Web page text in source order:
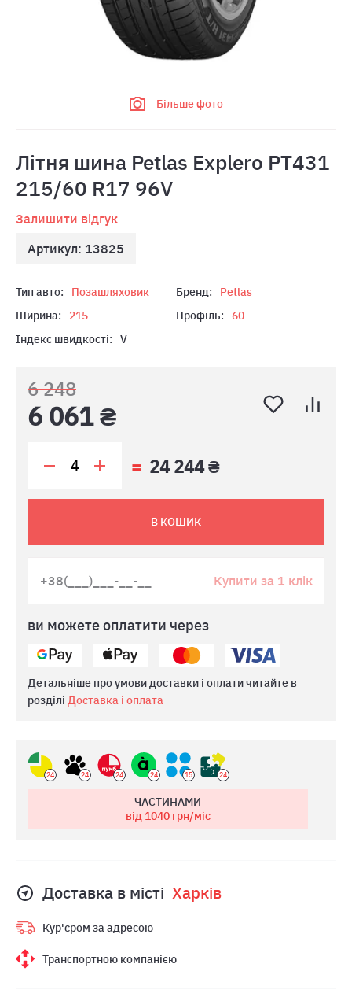
Більше фото
Літня шина Petlas Explero PT431
215/60 R17 96V
Залишити відгук
Артикул: 13825
Тип авто: Позашляховик Бренд:
Petlas
Ширина:
215 Профіль:
60
Індекс швидкості:
V
6 248
6 061 ₴
24 244 ₴
В КОШИК
Купити за 1 клік
ви можете оплатити через
Детальніше про умови доставки і оплати читайте в
розділі Доставка і оплата
24 24 24 24 15 24
ЧАСТИНАМИ
від 1040грн/міс
Доставка в місті Харкiв
Кур'єром за адресою
Транспортною компанією